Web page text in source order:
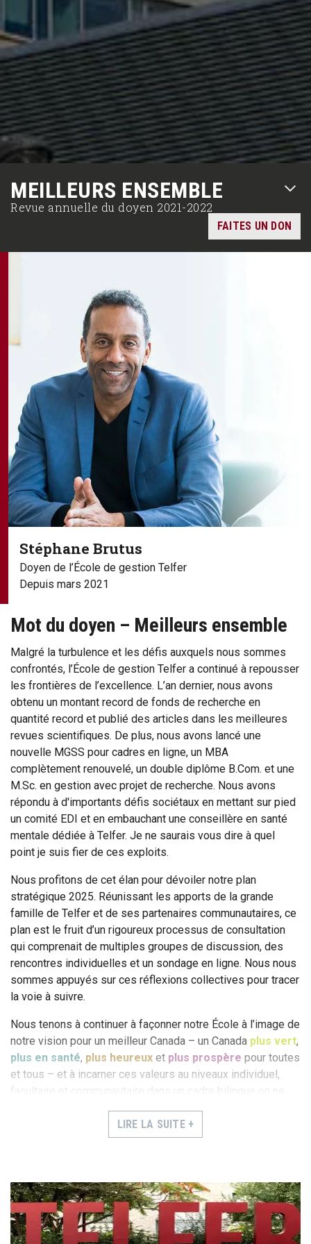
MEILLEURS ENSEMBLE
Revue annuelle du doyen 2021-2022
FAITES UN DON
Stéphane Brutus
Doyen de l’École de gestion Telfer
Depuis mars 2021
Mot du doyen – Meilleurs ensemble
Malgré la turbulence et les défis auxquels nous sommes
confrontés, l’École de gestion Telfer a continué à repousser
les frontières de l’excellence. L’an dernier, nous avons
obtenu un montant record de fonds de recherche en
quantité record et publié des articles dans les meilleures
revues scientifiques. De plus, nous avons lancé une
nouvelle MGSS pour cadres en ligne, un MBA
complètement renouvelé, un double diplôme B.Com. et une
M.Sc. en gestion avec projet de recherche. Nous avons
répondu à d'importants défis sociétaux en mettant sur pied
un comité EDI et en embauchant une conseillère en santé
mentale dédiée à Telfer. Je ne saurais vous dire à quel
point je suis fier de ces exploits.
Nous profitons de cet élan pour dévoiler notre plan
stratégique 2025. Réunissant les apports de la grande
famille de Telfer et de ses partenaires communautaires, ce
plan est le fruit d’un rigoureux processus de consultation
qui comprenait de multiples groupes de discussion, des
rencontres individuelles et un sondage en ligne. Nous nous
sommes appuyés sur ces réflexions collectives pour tracer
la voie à suivre.
Nous tenons à continuer à façonner notre École à l’image de
notre vision pour un meilleur Canada – un Canada plus vert,
plus en santé, plus heureux et plus prospère pour toutes
et tous – et à incarner ces valeurs au niveaux individuel,
peut plus contemporain. Ce plan stratégique reflète notre
engagement collectif envers :
notre persévérance, dans nos efforts pour faire du
Canada un pays
plus vert, plus en santé,plus heureux
etplus prospère pour toutes et tous
LIRE LA SUITE +